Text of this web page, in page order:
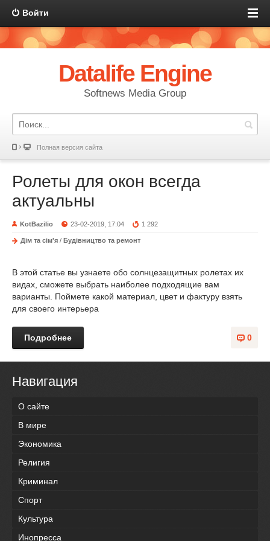
Войти
Datalife Engine
Softnews Media Group
Полная версия сайта
Ролеты для окон всегда
актуальны
KotBazilio 23-02-2019, 17:04 1 292
Дім та сім'я / Будівництво та ремонт
В этой статье вы узнаете обо солнцезащитных ролетах их
видах, сможете выбрать наиболее подходящие вам
варианты. Поймете какой материал, цвет и фактуру взять
для своего интерьера
0
Подробнее
Навигация
О сайте
В мире
Экономика
Религия
Криминал
Спорт
Культура
Инопресса